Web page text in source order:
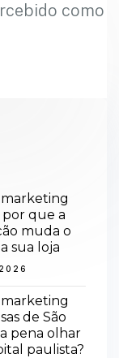
como
por que a
muda o
sua loja
de São
pena olhar
paulista?